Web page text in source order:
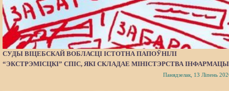
СУДЫ ВІЦЕБСКАЙ ВОБЛАСЦІ ІСТОТНА ПАПОЎНІЛІ
“ЭКСТРЭМІСЦКІ” СПІС, ЯКІ СКЛАДАЕ МІНІСТЭРСТВА
Панядзелак, 13 Ліпень